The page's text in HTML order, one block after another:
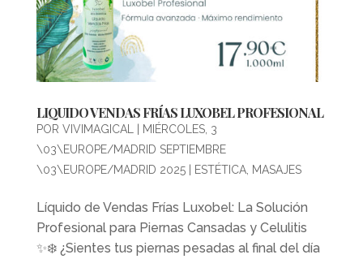
LIQUIDO VENDAS FRÍAS LUXOBEL PROFESIONAL
POR VIVIMAGICAL | MIÉRCOLES, 3
\03\EUROPE/MADRID SEPTIEMBRE
\03\EUROPE/MADRID 2025| ESTÉTICA, MASAJES
Líquido de Vendas Frías Luxobel: La Solución
Profesional para Piernas Cansadas y Celulitis
✨❄️ ¿Sientes tus piernas pesadas al final del día